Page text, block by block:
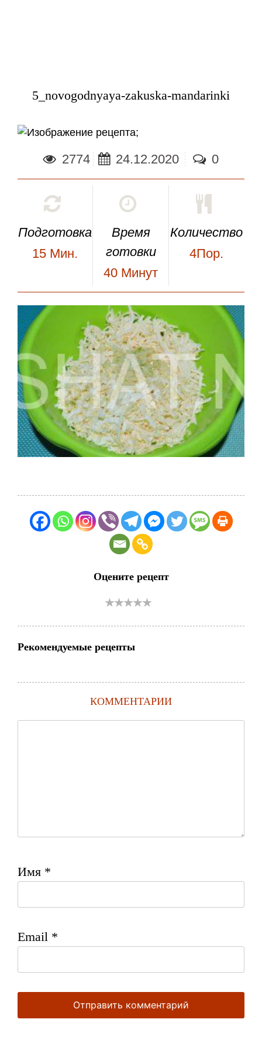
5_novogodnyaya-zakuska-mandarinki
;
2774 24.12.2020 0
Подготовка
15 Мин.
Время
готовки
40 Минут
Количество
4Пор.
Оцените рецепт
Рекомендуемые рецепты
КОММЕНТАРИИ
Имя *
Email *